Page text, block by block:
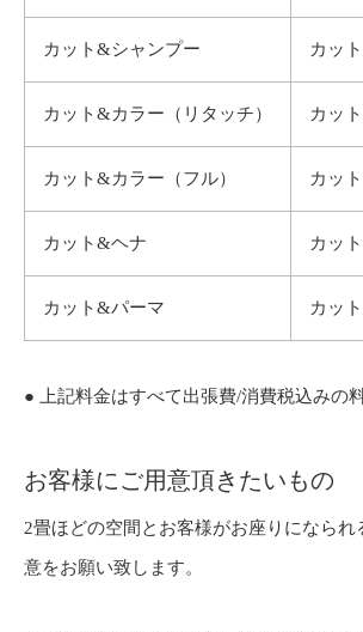
カット&シャンプー カッ
カット&カラー（リタッチ） カッ
カット&カラー（フル） カッ
カット&ヘナ カッ
カット&パーマ カッ
● 上記料金はすべて出張費/消費税込みの
お客様にご用意頂きたいもの
2畳ほどの空間とお客様がお座りになられ
意をお願い致します。